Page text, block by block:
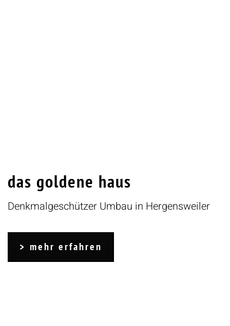
das goldene haus
Denkmalgeschützer Umbau in Hergensweiler
mehr erfahren